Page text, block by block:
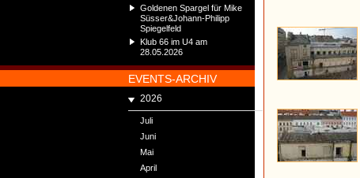
Goldenen Spargel für Mike
Süsser&Johann-Philipp
Spiegelfeld
Klub 66 im U4 am
28.05.2026
EVENTS-ARCHIV
2026
Juli
Juni
Mai
April